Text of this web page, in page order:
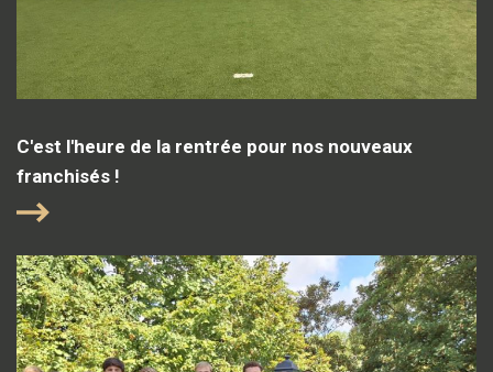
C'est l'heure de la rentrée pour nos nouveaux
franchisés !